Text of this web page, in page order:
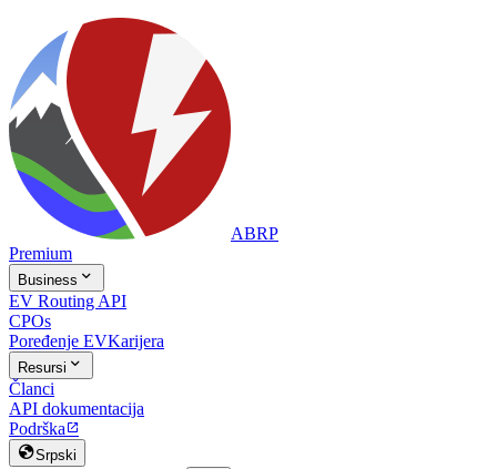
ABRP
Premium
Business 
EV Routing API
CPOs
Poređenje EVKarijera
Resursi 
Članci
API dokumentacija
Podrška 
Srpski